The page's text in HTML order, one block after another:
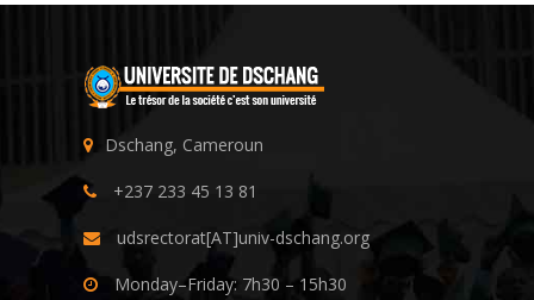
Dschang, Cameroun
+237 233 45 13 81
udsrectorat[AT]univ-dschang.org
Monday–Friday: 7h30 – 15h30